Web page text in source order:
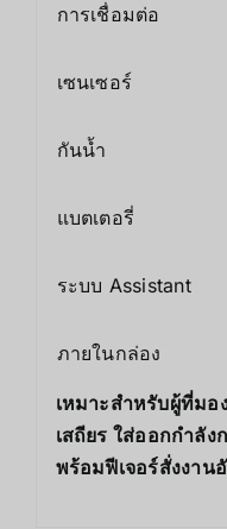
การเชื่อมต่อ
เซนเซอร์
กันน้ำ
แบตเตอรี่
ระบบ Assistant
ภายในกล่อง
เหมาะสำหรับผู้ที่มอ
เสถียร ใส่ออกกำลั
พร้อมฟีเจอร์สั่งงาน